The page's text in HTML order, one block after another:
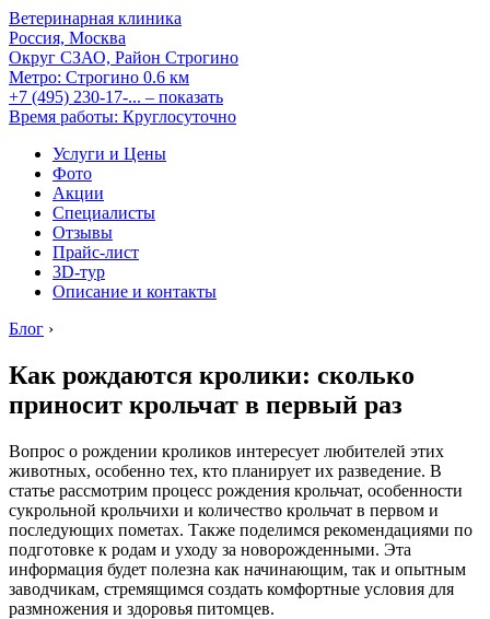
Ветеринарная клиника
Россия, Москва
Округ СЗАО, Район Строгино
Метро: Строгино 0.6 км
+7 (495) 230-17-... – показать
Время работы: Круглосуточно
Услуги и Цены
Фото
Акции
Специалисты
Отзывы
Прайс-лист
3D-тур
Описание и контакты
Блог ›
Как рождаются кролики: сколько
приносит крольчат в первый раз
Вопрос о рождении кроликов интересует любителей этих
животных, особенно тех, кто планирует их разведение. В
статье рассмотрим процесс рождения крольчат, особенности
сукрольной крольчихи и количество крольчат в первом и
последующих пометах. Также поделимся рекомендациями по
подготовке к родам и уходу за новорожденными. Эта
информация будет полезна как начинающим, так и опытным
заводчикам, стремящимся создать комфортные условия для
размножения и здоровья питомцев.